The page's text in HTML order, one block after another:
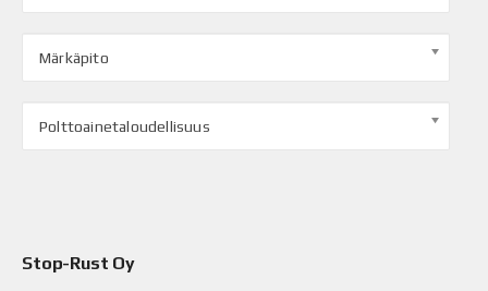
Märkäpito
Polttoainetaloudellisuus
Stop-Rust Oy